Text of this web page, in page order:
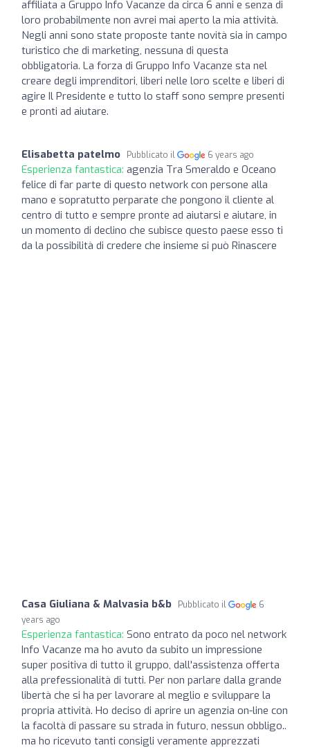
affiliata a Gruppo Info Vacanze da circa 6 anni e senza di
loro probabilmente non avrei mai aperto la mia attività.
Negli anni sono state proposte tante novità sia in campo
turistico che di marketing, nessuna di questa
obbligatoria. La forza di Gruppo Info Vacanze sta nel
creare degli imprenditori, liberi nelle loro scelte e liberi di
agire Il Presidente e tutto lo staff sono sempre presenti
e pronti ad aiutare.
Elisabetta patelmo Pubblicato il 6 years ago
Esperienza fantastica: agenzia Tra Smeraldo e Oceano
felice di far parte di questo network con persone alla
mano e sopratutto perparate che pongono il cliente al
centro di tutto e sempre pronte ad aiutarsi e aiutare, in
un momento di declino che subisce questo paese esso ti
da la possibilità di credere che insieme si può Rinascere
Casa Giuliana & Malvasia b&b Pubblicato il
6
years ago
Esperienza fantastica: Sono entrato da poco nel network
Info Vacanze ma ho avuto da subito un impressione
super positiva di tutto il gruppo, dall'assistenza offerta
alla prefessionalità di tutti. Per non parlare dalla grande
libertà che si ha per lavorare al meglio e sviluppare la
propria attività. Ho deciso di aprire un agenzia on-line con
la facoltà di passare su strada in futuro, nessun obbligo..
ma ho ricevuto tanti consigli veramente apprezzati